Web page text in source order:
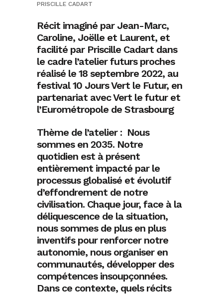
PRISCILLE CADART
Récit imaginé par Jean-Marc,
Caroline, Joëlle et Laurent, et
facilité par Priscille Cadart dans
le cadre l’atelier futurs proches
réalisé le 18 septembre 2022, au
festival 10 Jours Vert le Futur, en
partenariat avec Vert le futur et
l’Eurométropole de Strasbourg
Thème de l’atelier : Nous
sommes en 2035. Notre
quotidien est à présent
entièrement impacté par le
processus globalisé et évolutif
d’effondrement de notre
civilisation. Chaque jour, face à la
déliquescence de la situation,
nous sommes de plus en plus
inventifs pour renforcer notre
autonomie, nous organiser en
communautés, développer des
compétences insoupçonnées.
Dans ce contexte, quels récits